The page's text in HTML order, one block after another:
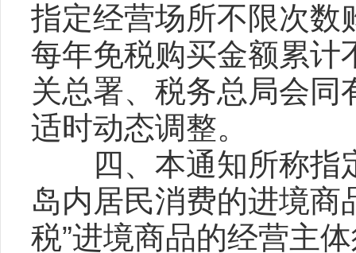
指定经营场所不限次数
每年免税购买金额累计
关总署、税务总局会
适时动态调整。
四、本通知所称指定
岛内居民消费的进境商
税”进境商品的经营主